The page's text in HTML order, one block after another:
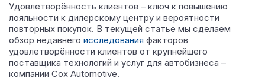
Удовлетворённость клиентов – ключ к повышению
лояльности к дилерскому центру и вероятности
повторных покупок. В текущей статье мы сделаем
обзор недавнего исследования факторов
удовлетворённости клиентов от крупнейшего
поставщика технологий и услуг для автобизнеса –
компании Cox Automotive.